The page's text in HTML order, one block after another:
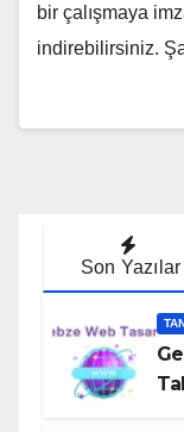
bir çalışmaya
indirebilirsiniz.
Son Yazılar